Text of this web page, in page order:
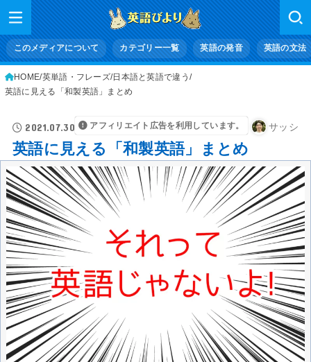
このメディアについて カテゴリー一覧 英語の発音 英語の文法
HOME 英単語・フレーズ 日本語と英語で違う
英語に見える「和製英語」まとめ
2021.07.30 アフィリエイト広告を利用しています。 サッシ
英語に見える「和製英語」まとめ